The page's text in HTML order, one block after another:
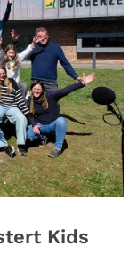
Kids